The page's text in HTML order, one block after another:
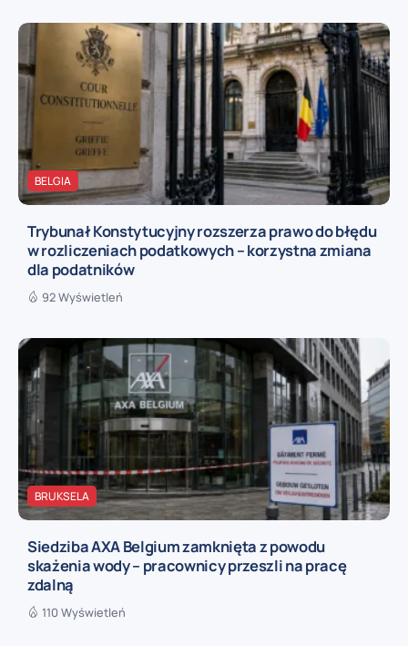
BELGIA
Trybunał Konstytucyjny rozszerza prawo do błędu
w rozliczeniach podatkowych – korzystna zmiana
dla podatników
92 Wyświetleń
BRUKSELA
Siedziba AXA Belgium zamknięta z powodu
skażenia wody – pracownicy przeszli na pracę
zdalną
110 Wyświetleń